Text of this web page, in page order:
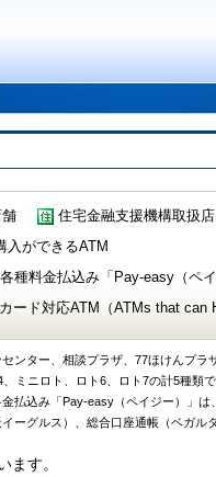
住宅金融支援機構取扱店
入ができるATM
種料金払込み「Pay-easy（ペ
ード対応ATM（ATMs that can
ンター、相談プラザ、77ほけんプラ
ミニロト、ロト6、ロト7の計5種類で
払込み「Pay-easy（ペイジー）」は
ーグルス）、総合口座通帳（ベガル
ます。